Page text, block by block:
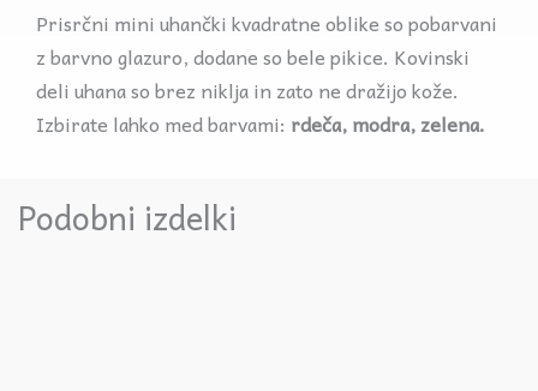
Prisrčni mini uhančki kvadratne oblike so pobarvani
z barvno glazuro, dodane so bele pikice. Kovinski
deli uhana so brez niklja in zato ne dražijo kože.
Izbirate lahko med barvami: rdeča, modra, zelena.
Podobni izdelki